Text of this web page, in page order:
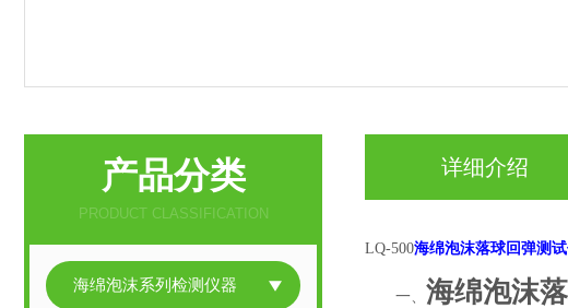
产品分类
PRODUCT CLASSIFICATION
海绵泡沫系列检测仪器
详细介绍
LQ-500海绵泡沫落球回弹测
一、 海绵泡沫